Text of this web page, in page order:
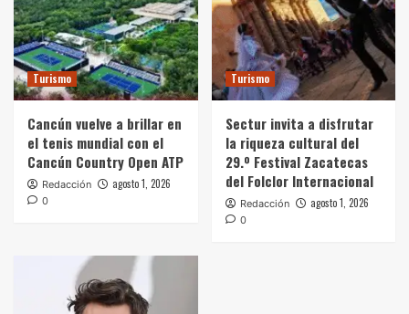
Turismo
Cancún vuelve a brillar en
el tenis mundial con el
Cancún Country Open ATP
Redacción agosto 1, 2026
0
Turismo
Sectur invita a disfrutar
la riqueza cultural del
29.º Festival Zacatecas
del Folclor Internacional
Redacción agosto 1, 2026
0